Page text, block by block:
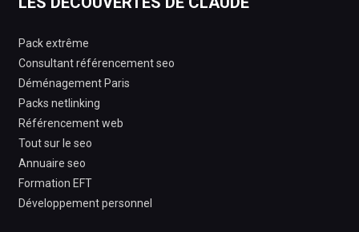
Pack extrême
Consultant référencement seo
Déménagement Paris
Packs netlinking
Référencement web
Tout sur le seo
Annuaire seo
Formation EFT
Développement personnel